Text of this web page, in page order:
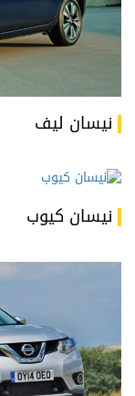
نيسان ليف
نيسان كيوب